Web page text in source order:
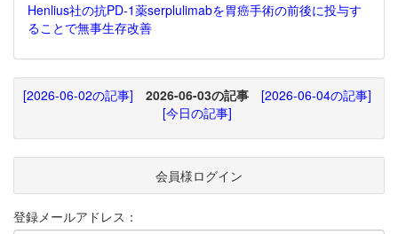
Henlius社の抗PD-1薬serplulimabを胃癌手術の前後に投与す
ることで無事生存改善
[2026-06-02の記事] 2026-06-03の記事
[2026-06-04の記事]
[今日の記事]
会員様ログイン
登録メールアドレス：